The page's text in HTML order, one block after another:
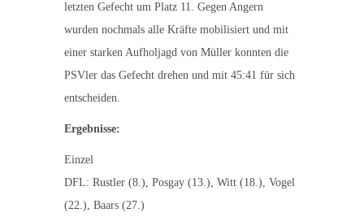
letzten Gefecht um Platz 11. Gegen Angern
wurden nochmals alle Kräfte mobilisiert und mit
einer starken Aufholjagd von Müller konnten die
PSVler das Gefecht drehen und mit 45:41 für sich
entscheiden.
Ergebnisse:
Einzel
DFL: Rustler (8.), Posgay (13.), Witt (18.), Vogel
(22.), Baars (27.)